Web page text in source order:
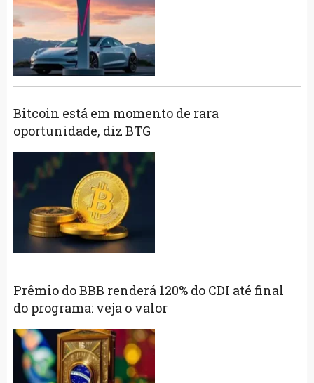
Bitcoin está em momento de rara
oportunidade, diz BTG
Prêmio do BBB renderá 120% do CDI até final
do programa: veja o valor